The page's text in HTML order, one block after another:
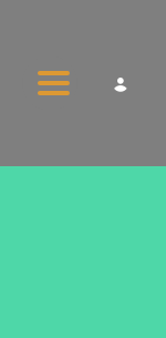
Toggle